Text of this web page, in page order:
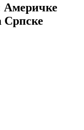
Америчке
Српске